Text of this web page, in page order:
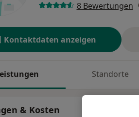
8 Bewertungen
Kontaktdaten anzeigen
Standorte
& Kosten